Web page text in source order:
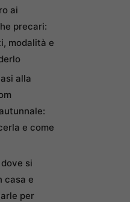
ai
precari:
modalità e
alla
e come
si
casa e
per